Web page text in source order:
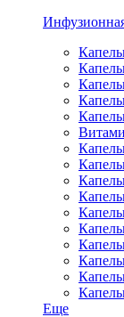
Еще